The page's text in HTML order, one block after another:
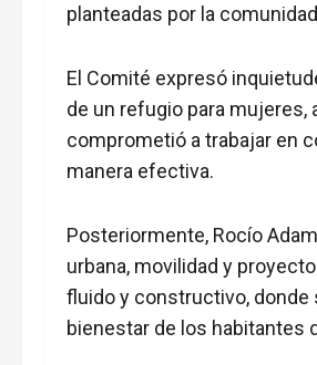
planteadas por la
El Comité expresó
de un refugio para mujeres,
comprometió a trabajar en
manera efectiva.
Posteriormente, Rocío
urbana, movilidad y
fluido y constructivo, donde
bienestar de los habitantes